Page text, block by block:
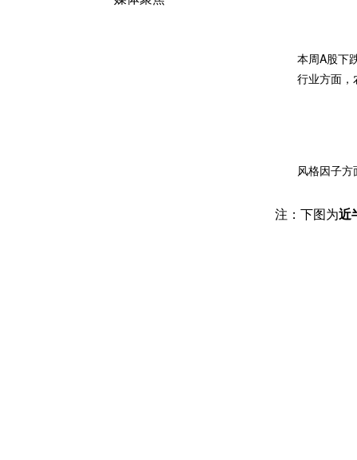
本周A股下
行业方面，
风格因子
注：下图为近